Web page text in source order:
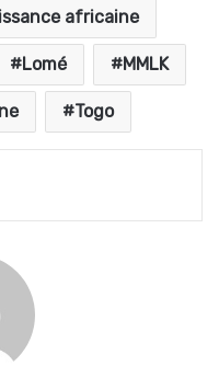
africaine
Lomé MMLK
Togo